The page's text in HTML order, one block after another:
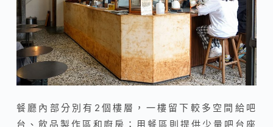
餐廳內部分別有2個樓層，一樓留下較多空間給吧
台、飲品製作區和廚房；用餐區則提供少量吧台座